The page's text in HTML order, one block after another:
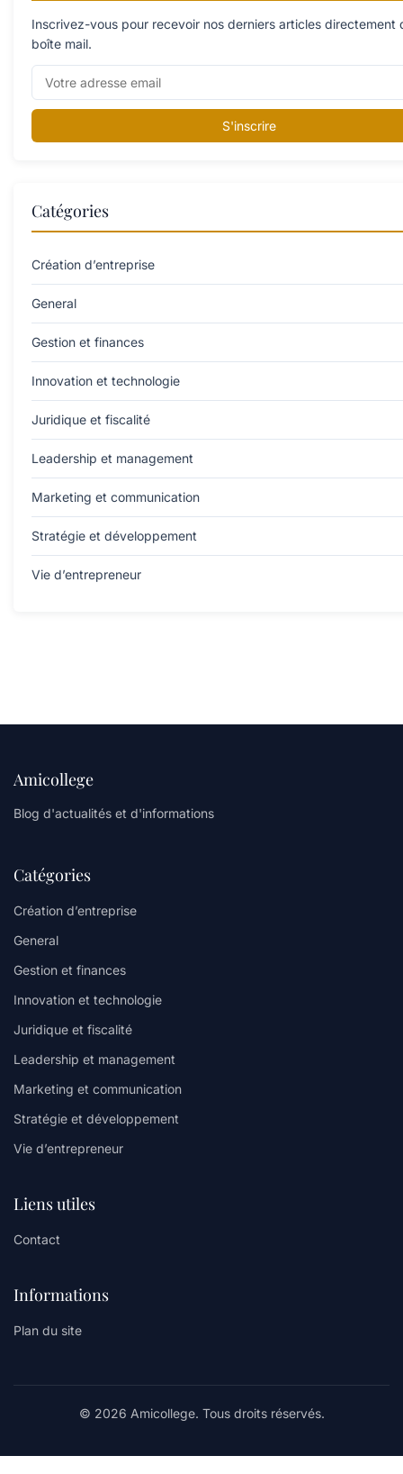
Inscrivez-vous pour recevoir nos derniers articles directement
boîte mail.
S'inscrire
Catégories
Création d’entreprise
General
Gestion et finances
Innovation et technologie
Juridique et fiscalité
Leadership et management
Marketing et communication
Stratégie et développement
Vie d’entrepreneur
Amicollege
Blog d'actualités et d'informations
Catégories
Création d’entreprise
General
Gestion et finances
Innovation et technologie
Juridique et fiscalité
Leadership et management
Marketing et communication
Stratégie et développement
Vie d’entrepreneur
Liens utiles
Contact
Informations
Plan du site
© 2026 Amicollege. Tous droits réservés.